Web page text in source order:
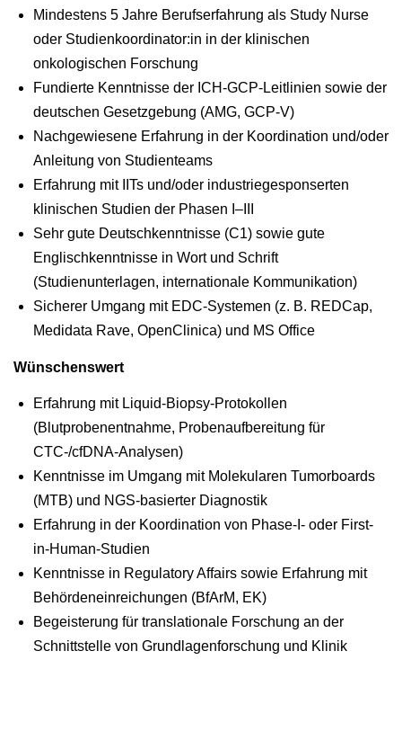
Mindestens 5 Jahre Berufserfahrung als Study Nurse
oder Studienkoordinator:in in der klinischen
onkologischen Forschung
Fundierte Kenntnisse der ICH-GCP-Leitlinien sowie der
deutschen Gesetzgebung (AMG, GCP-V)
Nachgewiesene Erfahrung in der Koordination und/oder
Anleitung von Studienteams
Erfahrung mit IITs und/oder industriegesponserten
klinischen Studien der Phasen I–III
Sehr gute Deutschkenntnisse (C1) sowie gute
Englischkenntnisse in Wort und Schrift
(Studienunterlagen, internationale Kommunikation)
Sicherer Umgang mit EDC-Systemen (z. B. REDCap,
Medidata Rave, OpenClinica) und MS Office
Wünschenswert
Erfahrung mit Liquid-Biopsy-Protokollen
(Blutprobenentnahme, Probenaufbereitung für
CTC-/cfDNA-Analysen)
Kenntnisse im Umgang mit Molekularen Tumorboards
(MTB) und NGS-basierter Diagnostik
Erfahrung in der Koordination von Phase-I- oder First-
in-Human-Studien
Kenntnisse in Regulatory Affairs sowie Erfahrung mit
Behördeneinreichungen (BfArM, EK)
Begeisterung für translationale Forschung an der
Schnittstelle von Grundlagenforschung und Klinik